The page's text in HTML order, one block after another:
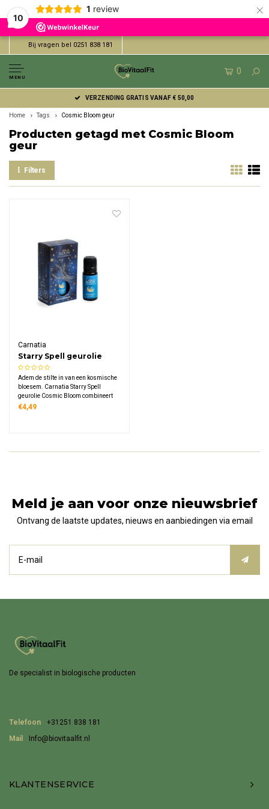
10
1 review ×
Bij vragen bel 0251 838 181
MENU
0
VERZENDING GRATIS VANAF € 50,00
Home Tags Cosmic Bloom geur
Producten getagd met Cosmic Bloom
geur
Filters
Carnatia
Starry Spell geurolie
Cosmic Bloom
Adem de stilte in van een kosmische
bloesem. Carnatia Starry Spell
geurolie Cosmic Bloom combineert
de zuivere frisheid van lotus met de
€4,49
Meld je aan voor onze nieuwsbrief
Ontvang de laatste updates, nieuws en aanbiedingen via email
De specialist in biologische producten
Telefoon
+31251 838 181
Mail
Info@biovitaalfit.nl
KLANTENSERVICE